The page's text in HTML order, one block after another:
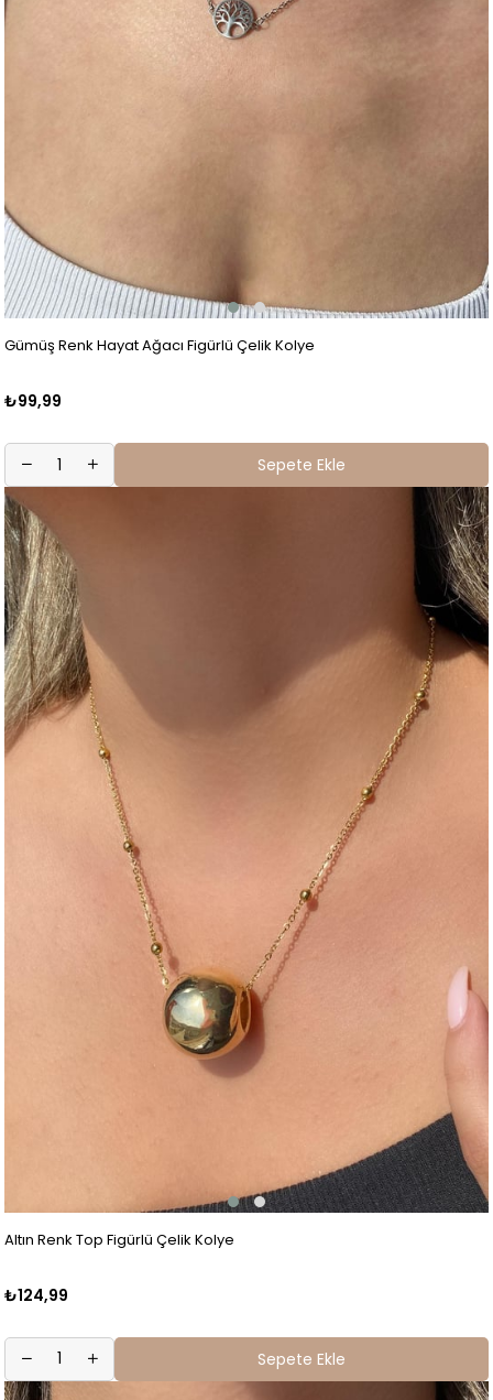
Gümüş Renk Hayat Ağacı Figürlü Çelik Kolye
₺99,99
Sepete Ekle
Altın Renk Top Figürlü Çelik Kolye
₺124,99
Sepete Ekle